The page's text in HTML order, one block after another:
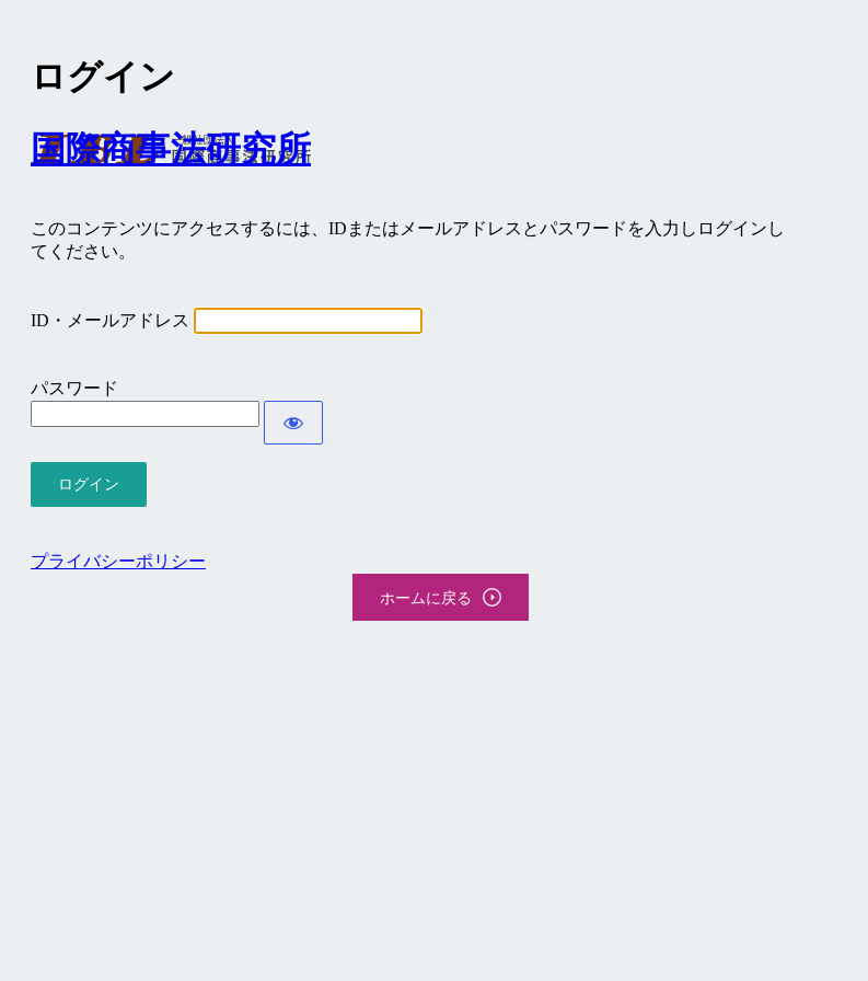
ログイン
国際商事法研究所
このコンテンツにアクセスするには、IDまたはメールアドレスとパスワードを入力しログインし
てください。
ID・メールアドレス
パスワード
プライバシーポリシー
ホームに戻る